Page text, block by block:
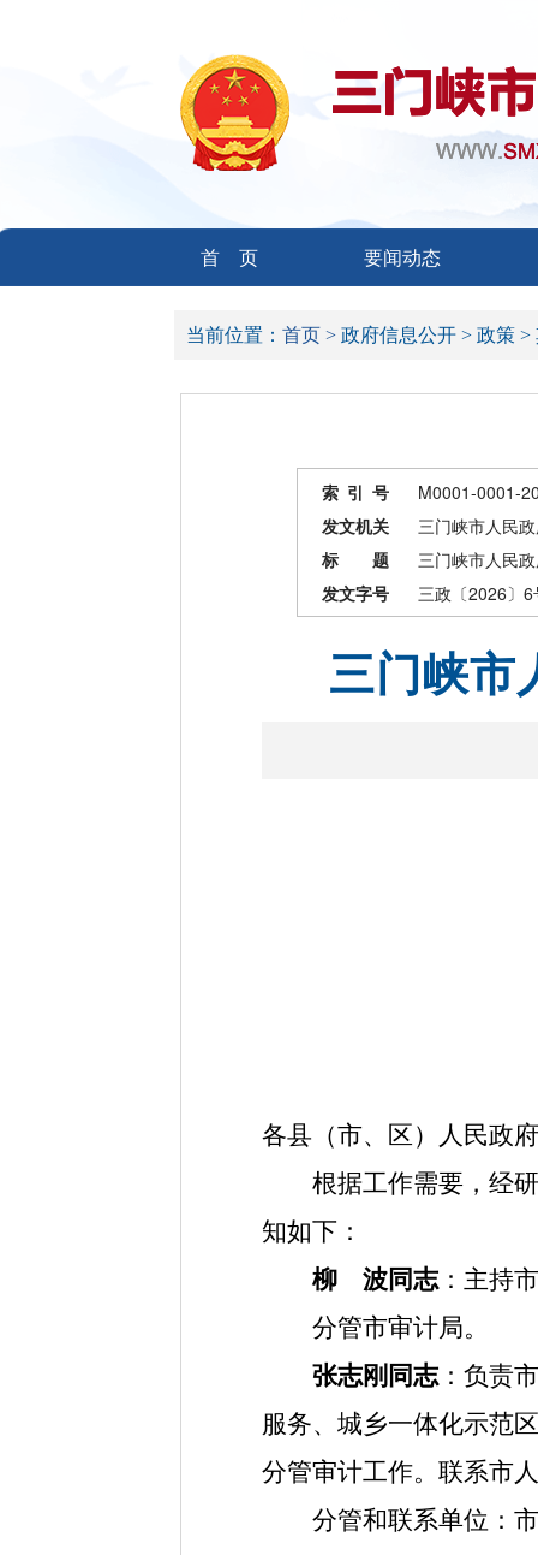
首 页 要闻动态
当前位置： 首页 > 政府信息公开 > 政策 >
索 引 号
M0001-0001-
发文机关
三门峡市人民
标 题
三门峡市人民
发文字号
三政〔2026〕6
三门峡市
各县（市、区）人民政府
根据工作需要，经
知如下：
柳 波同志：主持
分管市审计局。
张志刚同志：负责
服务、城乡一体化示范
分管审计工作。联系市
分管和联系单位：